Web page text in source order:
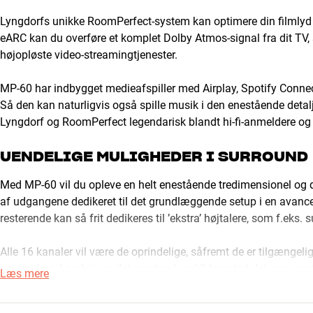
Lyngdorfs unikke RoomPerfect-system kan optimere din
eARC kan du overføre et komplet Dolby Atmos-signal fra dit
højopløste video-streamingtjenester.
MP-60 har indbygget medieafspiller med Airplay, Spotify
Så den kan naturligvis også spille musik i den enestående
Lyngdorf og RoomPerfect legendarisk blandt hi-fi-anmeldere
UENDELIGE MULIGHEDER I SURROUND
Med MP-60 vil du opleve en helt enestående tredimensionel
af udgangene dedikeret til det grundlæggende setup i en
resterende kan så frit dedikeres til ’ekstra’ højtalere, som
Alle 16 kanaler vil være de oprindelige, såfremt de er
en upmixer. I praksis er det næsten kun kildematerialet, som
Læs mere